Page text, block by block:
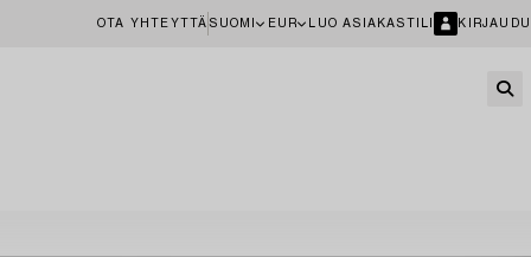
OTA YHTEYTTÄ SUOMI EUR LUO ASIAKASTILI KIRJAUDU